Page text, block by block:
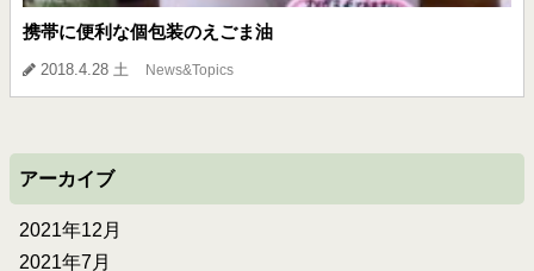
携帯に便利な個包装のえごま油
2018.4.28 土 News&Topics
アーカイブ
2021年12月
2021年7月